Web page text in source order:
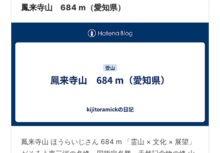
鳳来寺山 684 m（愛知県）
鳳来寺山 ほうらいじさん 684 m 「霊山 × 文化 × 展望」